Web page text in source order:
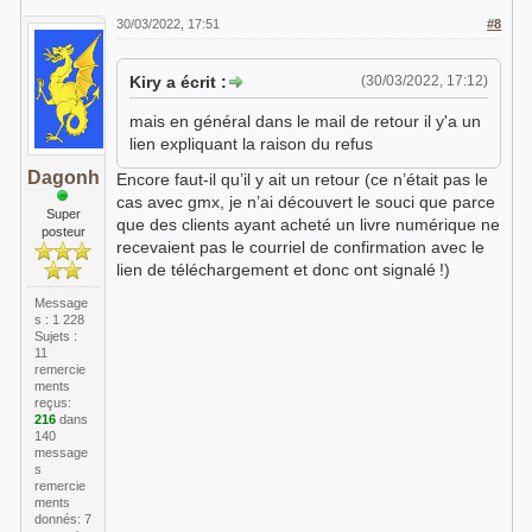
Dagonh
Super
posteur
Message
s : 1 228
Sujets :
11
remercie
ments
reçus:
216dans
140
message
s
remercie
ments
donnés: 7
#8
30/03/2022, 17:51
(30/03/2022, 17:12)
Kiry a écrit :
mais en général dans le mail de retour il y'a un
lien expliquant la raison du refus
Encore faut-il qu’il y ait un retour (ce n’était pas le
cas avec gmx, je n’ai découvert le souci que parce
que des clients ayant acheté un livre numérique ne
recevaient pas le courriel de confirmation avec le
lien de téléchargement et donc ont signalé !)